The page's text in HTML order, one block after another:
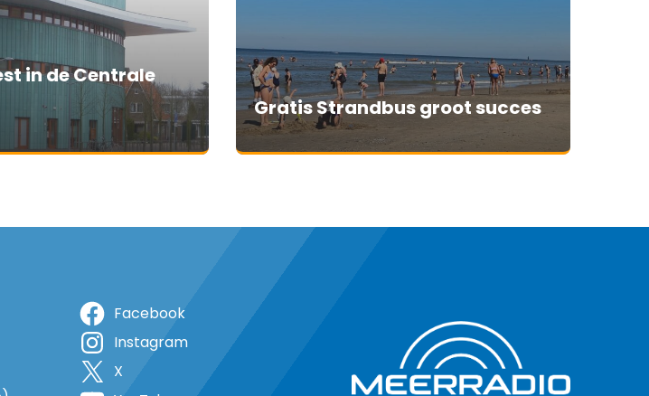
in de Centrale
Gratis Strandbus groot succes
Facebook
Instagram
X